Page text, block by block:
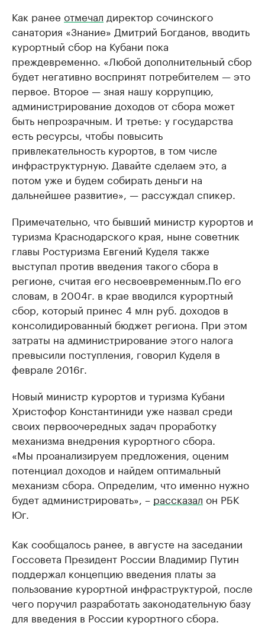
Как ранее отмечал директор сочинского
санатория «Знание» Дмитрий Богданов, вводить
курортный сбор на Кубани пока
преждевременно. «Любой дополнительный сбор
будет негативно воспринят потребителем — это
первое. Второе — зная нашу коррупцию,
администрирование доходов от сбора может
быть непрозрачным. И третье: у государства
есть ресурсы, чтобы повысить
привлекательность курортов, в том числе
инфраструктурную. Давайте сделаем это, а
потом уже и будем собирать деньги на
дальнейшее развитие», — рассуждал спикер.
Примечательно, что бывший министр курортов и
туризма Краснодарского края, ныне советник
главы Ростуризма Евгений Куделя также
выступал против введения такого сбора в
регионе, считая его несвоевременным.По его
словам, в 2004г. в крае вводился курортный
сбор, который принес 4 млн руб. доходов в
консолидированный бюджет региона. При этом
затраты на администрирование этого налога
превысили поступления, говорил Куделя в
феврале 2016г.
Новый министр курортов и туризма Кубани
Христофор Константиниди уже назвал среди
своих первоочередных задач проработку
механизма внедрения курортного сбора.
«Мы проанализируем предложения, оценим
потенциал доходов и найдем оптимальный
механизм сбора. Определим, что именно нужно
будет администрировать», – рассказал он РБК
Юг.
Как сообщалось ранее, в августе на заседании
Госсовета Президент России Владимир Путин
поддержал концепцию введения платы за
пользование курортной инфраструктурой, после
чего поручил разработать законодательную базу
для введения в России курортного сбора.